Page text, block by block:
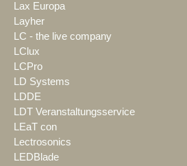
Lax Europa
Layher
LC - the live company
LClux
LCPro
LD Systems
LDDE
LDT Veranstaltungsservice
LEaT con
Lectrosonics
LEDBlade